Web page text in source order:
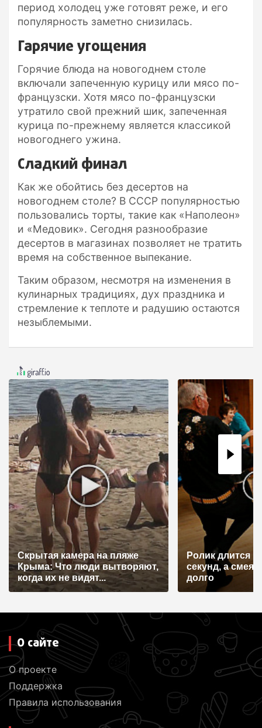
период холодец уже готовят реже, и его
популярность заметно снизилась.
Гарячие угощения
Горячие блюда на новогоднем столе
включали запеченную курицу или мясо по-
французски. Хотя мясо по-французски
утратило свой прежний шик, запеченная
курица по-прежнему является классикой
новогоднего ужина.
Сладкий финал
Как же обойтись без десертов на
новогоднем столе? В СССР популярностью
пользовались торты, такие как «Наполеон»
и «Медовик». Сегодня разнообразие
десертов в магазинах позволяет не тратить
время на собственное выпекание.
Таким образом, несмотря на изменения в
кулинарных традициях, дух праздника и
стремление к теплоте и радушию остаются
незыблемыми.
Скрытая камера на пляже
Крыма: Что люди вытворяют,
когда их не видят...
Ролик длится
секунд, а
долго
О сайте
О проекте
Поддержка
Правила использования